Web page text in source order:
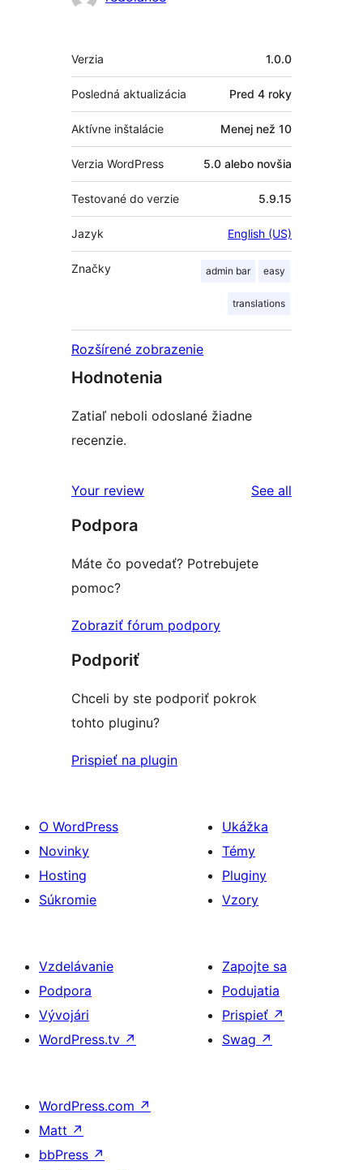
Meta
Verzia 1.0.0
Posledná aktualizácia Pred 4 roky
Aktívne inštalácie Menej než 10
Verzia WordPress 5.0 alebo novšia
Testované do verzie 5.9.15
Jazyk English (US)
Značky admin bar easy
translations
Rozšírené zobrazenie
Hodnotenia
Zatiaľ neboli odoslané žiadne
recenzie.
Your review See all
Podpora
Máte čo povedať? Potrebujete
pomoc?
Zobraziť fórum podpory
Podporiť
Chceli by ste podporiť pokrok
tohto pluginu?
Prispieť na plugin
O WordPress
Novinky
Hosting
Súkromie
Ukážka
Témy
Pluginy
Vzory
Vzdelávanie
Podpora
Vývojári
WordPress.tv ↗
Zapojte sa
Podujatia
Prispieť ↗
Swag ↗
WordPress.com ↗
Matt ↗
bbPress ↗